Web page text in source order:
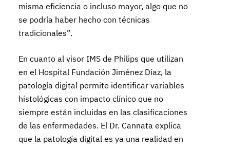
misma eficiencia o incluso mayor, algo que no
se podría haber hecho con técnicas
tradicionales”.
En cuanto al visor IMS de Philips que utilizan
en el Hospital Fundación Jiménez Díaz, la
patología digital permite identificar variables
histológicas con impacto clínico que no
siempre están incluidas en las clasificaciones
de las enfermedades. El Dr. Cannata explica
que la patología digital es ya una realidad en